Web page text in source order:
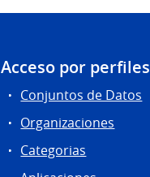
Acceso por perfiles
Conjuntos de Datos
Organizaciones
Categorias